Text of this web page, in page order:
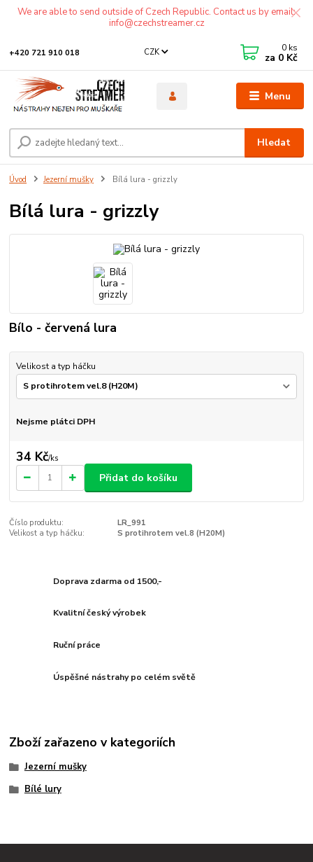
We are able to send outside of Czech Republic. Contact us by email:
info@czechstreamer.cz
Menu
CZK
Hledat
+420 721 910 018 0 ks
za 0 Kč
Úvod Jezerní mušky Bílá lura - grizzly
Bílá lura - grizzly
Bílo - červená lura
Velikost a typ háčku
Nejsme plátci DPH
34 Kč/ks
Přidat do košíku
Číslo produktu:
LR_991
Velikost a typ háčku:
S protihrotem vel.8 (H20M)
Doprava zdarma od 1500,-
Kvalitní český výrobek
Ruční práce
Úspěšné nástrahy po celém světě
Zboží zařazeno v kategoriích
Jezerní mušky
Bílé lury